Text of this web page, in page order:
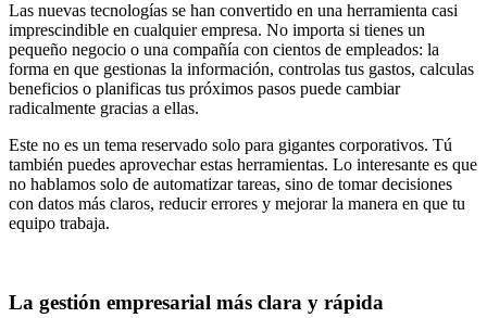
Las nuevas tecnologías se han convertido en una herramienta casi
imprescindible en cualquier empresa. No importa si tienes un
pequeño negocio o una compañía con cientos de empleados: la
forma en que gestionas la información, controlas tus gastos, calculas
beneficios o planificas tus próximos pasos puede cambiar
radicalmente gracias a ellas.
Este no es un tema reservado solo para gigantes corporativos. Tú
también puedes aprovechar estas herramientas. Lo interesante es que
no hablamos solo de automatizar tareas, sino de tomar decisiones
con datos más claros, reducir errores y mejorar la manera en que tu
equipo trabaja.
La gestión empresarial más clara y rápida